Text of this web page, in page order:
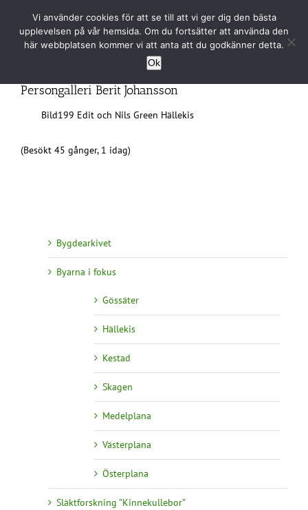
innehållet
Persongalleri Berit Johansson
Bild199 Edit och Nils Green Hällekis
(Besökt 45 gånger, 1 idag)
Bygdearkivet
Byarna i fokus
Gössäter
Hällekis
Kestad
Skagen
Medelplana
Västerplana
Österplana
Släktforskning ”Kinnekullebor”
Vi använder cookies för att se till att vi ger dig den bästa
upplevelsen på vår hemsida. Om du fortsätter att använda den
här webbplatsen kommer vi att anta att du godkänner detta.
Ok